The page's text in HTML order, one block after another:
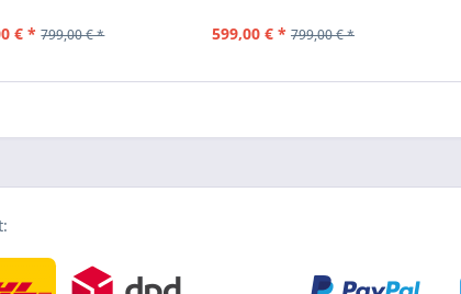
€ * 799,00 € * 599,00 € * 799,00 € *